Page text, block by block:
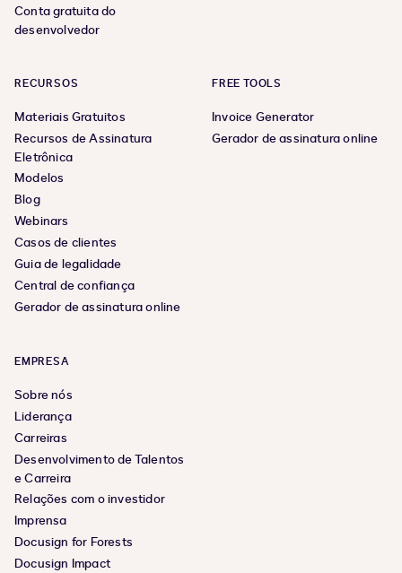
Conta gratuita do
desenvolvedor
RECURSOS
Materiais Gratuitos
Recursos de Assinatura
Eletrônica
Modelos
Blog
Webinars
Casos de clientes
Guia de legalidade
Central de confiança
Gerador de assinatura online
FREE TOOLS
Invoice Generator
Gerador de assinatura online
EMPRESA
Sobre nós
Liderança
Carreiras
Desenvolvimento de Talentos
e Carreira
Relações com o investidor
Imprensa
Docusign for Forests
Docusign Impact